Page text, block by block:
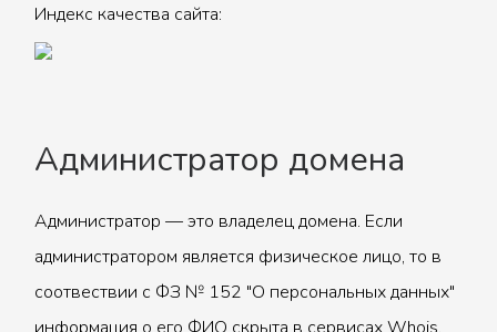
Индекс качества сайта:
Администратор домена
Администратор — это владелец домена. Если
администратором является физическое лицо, то в
соотвествии с ФЗ № 152 "О персональных данных"